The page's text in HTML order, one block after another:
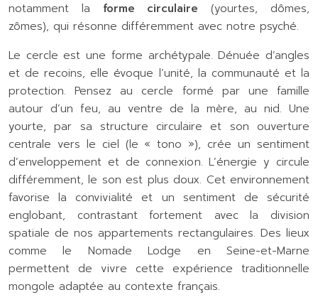
notamment la forme circulaire (yourtes, dômes,
zômes), qui résonne différemment avec notre psyché.
Le cercle est une forme archétypale. Dénuée d’angles
et de recoins, elle évoque l’unité, la communauté et la
protection. Pensez au cercle formé par une famille
autour d’un feu, au ventre de la mère, au nid. Une
yourte, par sa structure circulaire et son ouverture
centrale vers le ciel (le « tono »), crée un sentiment
d’enveloppement et de connexion. L’énergie y circule
différemment, le son est plus doux. Cet environnement
favorise la convivialité et un sentiment de sécurité
englobant, contrastant fortement avec la division
spatiale de nos appartements rectangulaires. Des lieux
comme le Nomade Lodge en Seine-et-Marne
permettent de vivre cette expérience traditionnelle
mongole adaptée au contexte français.